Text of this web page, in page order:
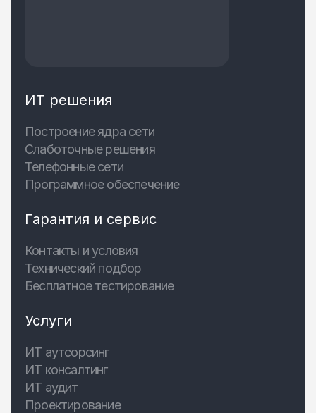
ИТ решения
Построение ядра сети
Слаботочные решения
Телефонные сети
Программное обеспечение
Гарантия и сервис
Контакты и условия
Технический подбор
Бесплатное тестирование
Услуги
ИТ аутсорсинг
ИТ консалтинг
ИТ аудит
Проектирование